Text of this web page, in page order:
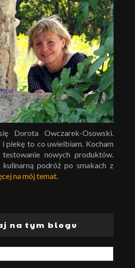
Dorota Owczarek-Osowski.
piekę to co uwielbiam. Kocham
nowych produktów.
podróż po smakach z
na mój temat.
na tym blogu